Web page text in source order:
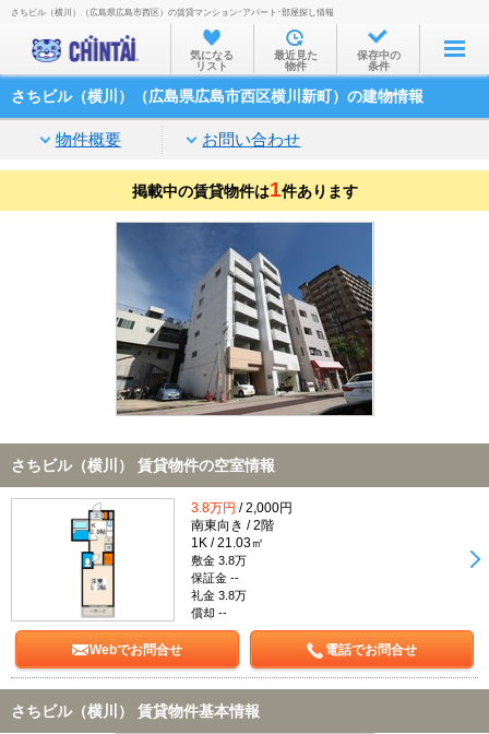
お部屋を探す
沿線・駅から
家賃相場から
通勤通学時間から
不動産会社から
TOP
さちビル（横川）（広島県広島市西区）の賃貸マンション･アパート･部屋探し情報
気になる
リスト
最近見た
物件
保存中の
条件
さちビル（横川）（広島県広島市西区横川新町）の建物情報
物件概要 お問い合わせ
掲載中の賃貸物件は1件あります
さちビル（横川） 賃貸物件の空室情報
3.8万円 / 2,000円
南東向き / 2階
1K / 21.03㎡
敷金 3.8万
保証金 --
礼金 3.8万
償却 --
Webでお問合せ 電話でお問合せ
さちビル（横川） 賃貸物件基本情報